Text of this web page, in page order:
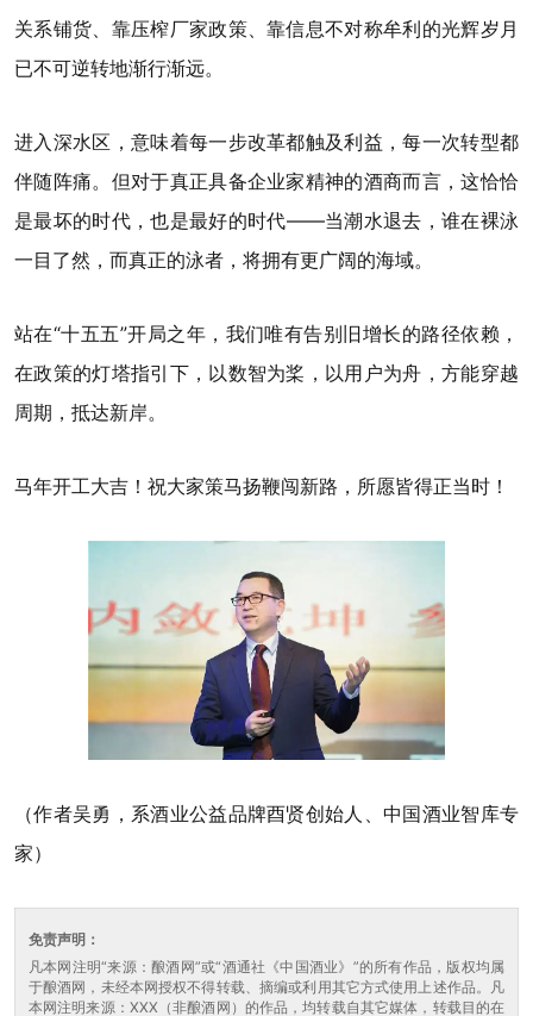
关系铺货、靠压榨厂家政策、靠信息不对称牟利的光辉岁月
已不可逆转地渐行渐远。
进入深水区，意味着每一步改革都触及利益，每一次转型都
伴随阵痛。但对于真正具备企业家精神的酒商而言，这恰恰
是最坏的时代，也是最好的时代——当潮水退去，谁在裸泳
一目了然，而真正的泳者，将拥有更广阔的海域。
站在“十五五”开局之年，我们唯有告别旧增长的路径依赖，
在政策的灯塔指引下，以数智为桨，以用户为舟，方能穿越
周期，抵达新岸。
马年开工大吉！祝大家策马扬鞭闯新路，所愿皆得正当时！
（作者吴勇，系酒业公益品牌酉贤创始人、中国酒业智库专
家）
免责声明：
凡本网注明“来源：酿酒网”或“酒通社《中国酒业》”的所有作品，版权均属
于酿酒网，未经本网授权不得转载、摘编或利用其它方式使用上述作品。凡
本网注明来源：XXX（非酿酒网）的作品，均转载自其它媒体，转载目的在